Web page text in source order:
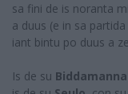
sa fini de is noranta
a duus (e in sa
iant bintu po duus a
Is de su